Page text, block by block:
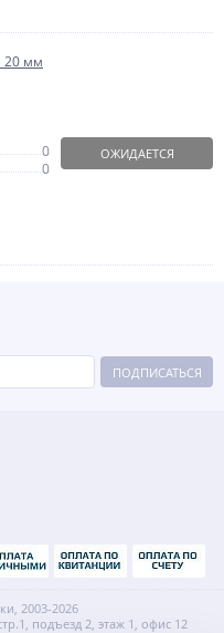
20 мм
0
0
ОЖИДАЕТСЯ
ПОДПИСАТЬСЯ
2003-2026
подъезд 2, этаж 1, офис 12